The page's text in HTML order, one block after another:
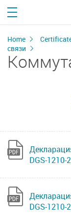
Home
связи
DGS-1210-
DGS-1210-